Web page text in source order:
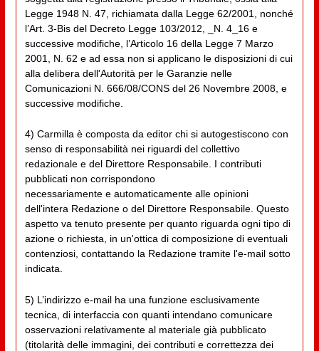
Legge 1948 N. 47, richiamata dalla Legge 62/2001, nonché
l’Art. 3-Bis del Decreto Legge 103/2012, _N. 4_16 e
successive modifiche, l’Articolo 16 della Legge 7 Marzo
2001, N. 62 e ad essa non si applicano le disposizioni di cui
alla delibera dell'Autorità per le Garanzie nelle
Comunicazioni N. 666/08/CONS del 26 Novembre 2008, e
successive modifiche.
4) Carmilla è composta da editor chi si autogestiscono con
senso di responsabilità nei riguardi del collettivo
redazionale e del Direttore Responsabile. I contributi
pubblicati non corrispondono
necessariamente e automaticamente alle opinioni
dell'intera Redazione o del Direttore Responsabile. Questo
aspetto va tenuto presente per quanto riguarda ogni tipo di
azione o richiesta, in un'ottica di composizione di eventuali
contenziosi, contattando la Redazione tramite l'e-mail sotto
indicata.
5) L’indirizzo e-mail ha una funzione esclusivamente
tecnica, di interfaccia con quanti intendano comunicare
osservazioni relativamente al materiale già pubblicato
(titolarità delle immagini, dei contributi e correttezza dei